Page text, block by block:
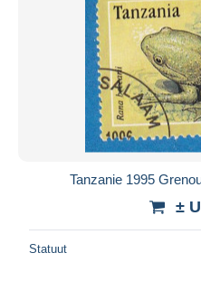
Tanzanie 1995
±
Statuut